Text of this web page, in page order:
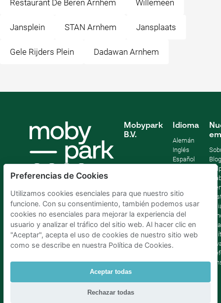
Restaurant De Beren Arnhem Willemeen
Jansplein STAN Arnhem Jansplaats
Gele Rijders Plein Dadawan Arnhem
Mobypark
B.V.
Idioma
Alemán
Inglés
Español
Blog
Parking Madrid La Latina|Parking Madrid Bilbao
Preferencias de Cookies
Utilizamos cookies esenciales para que nuestro sitio
funcione. Con su consentimiento, también podemos usar
cookies no esenciales para mejorar la experiencia del
usuario y analizar el tráfico del sitio web. Al hacer clic en
"Aceptar", acepta el uso de cookies de nuestro sitio web
como se describe en nuestra Política de Cookies.
Aceptar todas
Rechazar todas